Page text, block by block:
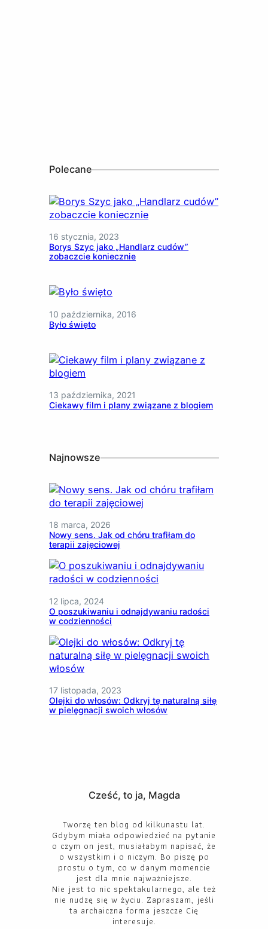
Polecane
16 stycznia, 2023
Borys Szyc jako „Handlarz cudów”
zobaczcie koniecznie
10 października, 2016
Było święto
13 października, 2021
Ciekawy film i plany związane z blogiem
Najnowsze
18 marca, 2026
Nowy sens. Jak od chóru trafiłam do
terapii zajęciowej
12 lipca, 2024
O poszukiwaniu i odnajdywaniu radości
w codzienności
17 listopada, 2023
Olejki do włosów: Odkryj tę naturalną siłę
w pielęgnacji swoich włosów
Cześć, to ja, Magda
Tworzę ten blog od kilkunastu lat.
Gdybym miała odpowiedzieć na pytanie
o czym on jest, musiałabym napisać, że
o wszystkim i o niczym. Bo piszę po
prostu o tym, co w danym momencie
jest dla mnie najważniejsze.
Nie jest to nic spektakularnego, ale też
nie nudzę się w życiu. Zapraszam, jeśli
ta archaiczna forma jeszcze Cię
interesuje.